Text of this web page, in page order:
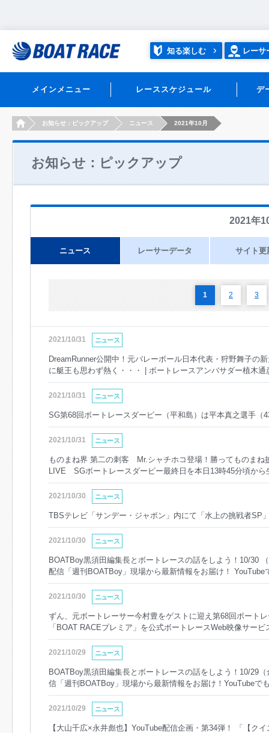
知る楽しむ レーサ
メインメニュー レーススケジュール デ
HOMEお知らせ：ピックアップ ニュース 2021年10月
お知らせ：ピックアップ
2021年
ニュース レーサーデータ サイト更
1 2 3
2021/10/31 ニュース
DreamRunner公開中！元バレーボール日本代表・狩野舞子の
に艇王も思わず熱く・・・ | ボートレースアンバサダー植木
ース公式CH
2021/10/31 ニュース
SG第68回ボートレースダービー（平和島）は平本真之選手（
2021/10/31 ニュース
ものまね界 第二の刺客 Mr.シャチホコ登場！勝ってものまね
LIVE SGボートレースダービー最終日を本日13時45分頃から
2021/10/30 ニュース
TBSテレビ「サンデー・ジャポン」内にて「水上の挑戦者SP
2021/10/30 ニュース
BOATBoy黒須田編集長とボートレースの話をしよう！10/30
配信「週刊BOATBoy」現場から最新情報をお届け！
レースダービー 優勝戦展望」（PC・SP）
2021/10/30 ニュース
ずん、元ボートレーサー今村豊をゲストに迎え第68回ボート
「BOAT RACEプレミア」を公式ボートレースWeb映像サー
マホやPCでどこでも見られます！！
2021/10/29 ニュース
BOATBoy黒須田編集長とボートレースの話をしよう！10/29
信「週刊BOATBoy」現場から最新情報をお届け！YouTubeで
ースダービー 5日目展望」（PC・SP）
2021/10/29 ニュース
【大山千広×永井彪也】YouTube配信企画・第34弾！ 「【ク